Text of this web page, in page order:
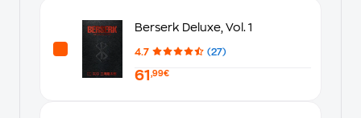
Berserk Deluxe, Vol. 1
4.7 (27)
61 ,99€